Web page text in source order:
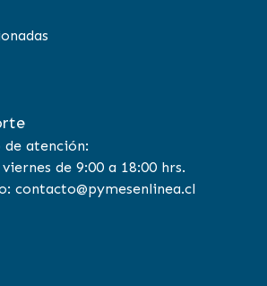
atención:
viernes de 9:00 a 18:00 hrs.
contacto@pymesenlinea.cl